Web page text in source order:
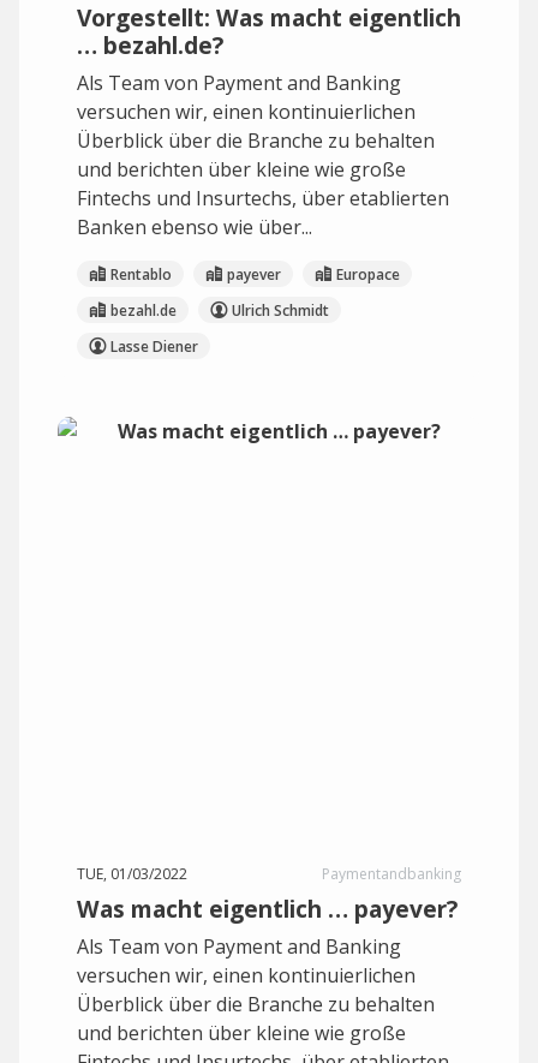
Vorgestellt: Was macht eigentlich
… bezahl.de?
Als Team von Payment and Banking
versuchen wir, einen kontinuierlichen
Überblick über die Branche zu behalten
und berichten über kleine wie große
Fintechs und Insurtechs, über etablierten
Banken ebenso wie über...
Rentablo payever
Europace
bezahl.de
Ulrich Schmidt
Lasse Diener
TUE, 01/03/2022 Paymentandbanking
Was macht eigentlich … payever?
Als Team von Payment and Banking
versuchen wir, einen kontinuierlichen
Überblick über die Branche zu behalten
und berichten über kleine wie große